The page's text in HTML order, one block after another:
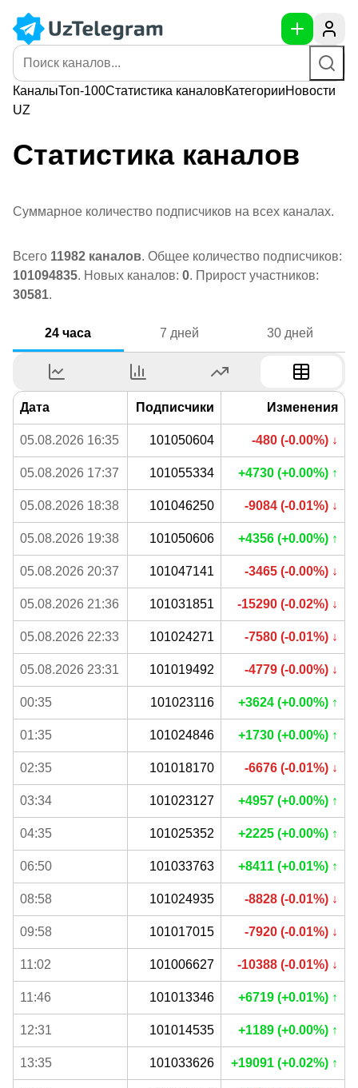
КаналыТоп-100Статистика каналовКатегорииНовости
UZ
Статистика каналов
Суммарное количество подписчиков на всех каналах.
Всего 11982 каналов. Общее количество подписчиков:
101094835. Новых каналов: 0. Прирост участников:
30581.
24 часа 7 дней 30 дней
Дата Подписчики Изменения
05.08.2026 16:35 101050604 -480 (-0.00%) ↓
05.08.2026 17:37 101055334 +4730 (+0.00%) ↑
05.08.2026 18:38 101046250 -9084 (-0.01%) ↓
05.08.2026 19:38 101050606 +4356 (+0.00%) ↑
05.08.2026 20:37 101047141 -3465 (-0.00%) ↓
05.08.2026 21:36 101031851 -15290 (-0.02%) ↓
05.08.2026 22:33 101024271 -7580 (-0.01%) ↓
05.08.2026 23:31 101019492 -4779 (-0.00%) ↓
00:35 101023116 +3624 (+0.00%) ↑
01:35 101024846 +1730 (+0.00%) ↑
02:35 101018170 -6676 (-0.01%) ↓
03:34 101023127 +4957 (+0.00%) ↑
04:35 101025352 +2225 (+0.00%) ↑
06:50 101033763 +8411 (+0.01%) ↑
08:58 101024935 -8828 (-0.01%) ↓
09:58 101017015 -7920 (-0.01%) ↓
11:02 101006627 -10388 (-0.01%) ↓
11:46 101013346 +6719 (+0.01%) ↑
12:31 101014535 +1189 (+0.00%) ↑
13:35 101033626 +19091 (+0.02%) ↑